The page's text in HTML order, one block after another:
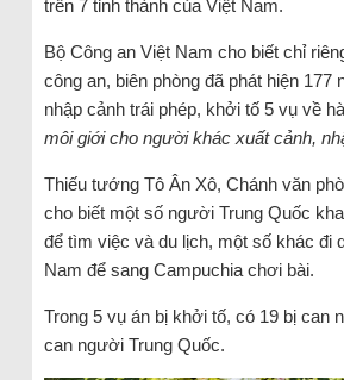
trên 7 tỉnh thành của Việt Nam.
Bộ Công an Việt Nam cho biết chỉ
công an, biên phòng đã phát hiện 177
nhập cảnh trái phép, khởi tố 5 vụ về
môi giới cho người khác xuất cảnh,
Thiếu tướng Tô Ân Xô, Chánh văn
cho biết một số người Trung Quốc
để tìm việc và du lịch, một số khác đi
Nam để sang Campuchia chơi bài.
Trong 5 vụ án bị khởi tố, có 19 bị can
can người Trung Quốc.